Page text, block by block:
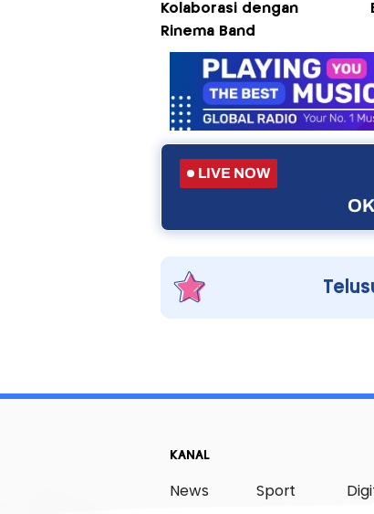
Kolaborasi dengan
Rinema Band
LIVE NOW
KANAL
News Sport